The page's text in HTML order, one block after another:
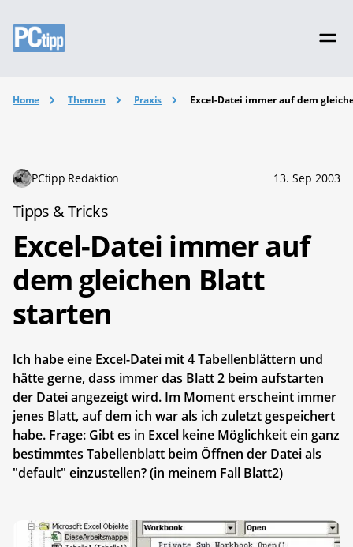
Home Themen Praxis Excel-Datei immer auf dem
PCtipp Redaktion 13. Sep 2003
Tipps & Tricks
Excel-Datei immer auf
dem gleichen Blatt
starten
Ich habe eine Excel-Datei mit 4 Tabellenblättern und
hätte gerne, dass immer das Blatt 2 beim aufstarten
der Datei angezeigt wird. Im Moment erscheint immer
jenes Blatt, auf dem ich war als ich zuletzt gespeichert
habe. Frage: Gibt es in Excel keine Möglichkeit ein ganz
bestimmtes Tabellenblatt beim Öffnen der Datei als
"default" einzustellen? (in meinem Fall Blatt2)